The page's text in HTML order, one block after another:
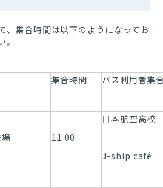
、集合時間は以下のようになってお
集合時間 バス利用者集
11:00
日本航空高
J-ship café